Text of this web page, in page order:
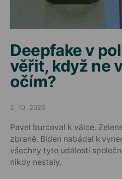
Deepfake v
věřit, když ne
očím?
Posted on
2. 10. 2025
Pavel burcoval k válce.
zbraně. Biden nabádal k
všechny tyto události
nikdy nestaly.